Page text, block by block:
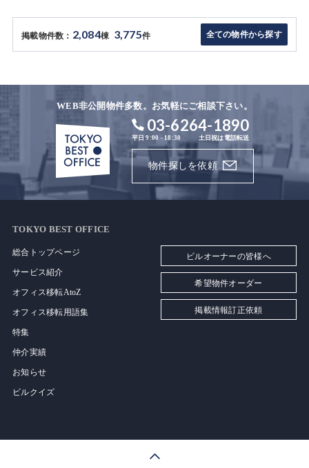
掲載物件数： 2,084棟 3,775件 全ての物件から探す
WEB非公開物件多数。お気軽にご相談下さい。
03-6264-1890
平日 9:00 - 18:30 土日祝は電話転送
物件探しを依頼
TOKYO BEST OFFICE
総合トップページ
サービス紹介
オフィス移転AtoZ
オフィス移転用語集
特集
仲介実績
お知らせ
ビルクイズ
ビルオーナーの皆様へ
希望物件オーダー
掲載情報訂正依頼